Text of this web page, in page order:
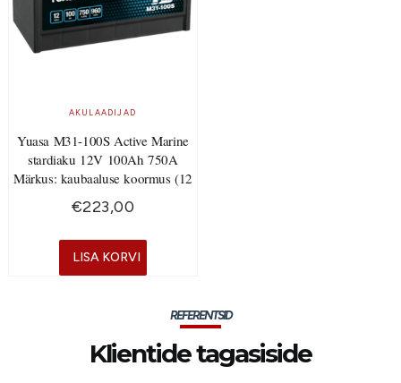
AKULAADIJAD
Yuasa M31-100S Active Marine
stardiaku 12V 100Ah 750A
Märkus: kaubaaluse koormus (12
€223,00
LISA KORVI
REFERENTSID
Klientide tagasiside